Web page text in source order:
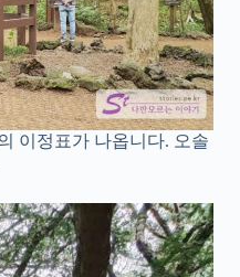
이정표가 나옵니다. 오솔